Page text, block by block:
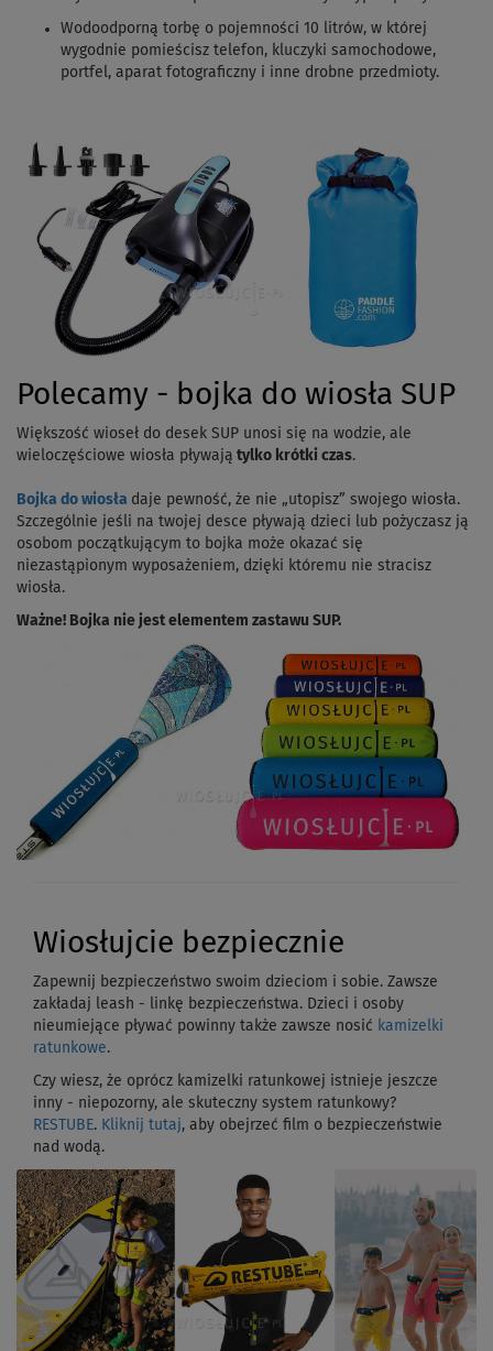
Wodoodporną torbę o pojemności 10 litrów, w której
wygodnie pomieścisz telefon, kluczyki samochodowe,
portfel, aparat fotograficzny i inne drobne przedmioty.
Polecamy - bojka do wiosła SUP
Większość wioseł do desek SUP unosi się na wodzie, ale
wieloczęściowe wiosła pływają tylko krótki czas.
Bojka do wiosła daje pewność, że nie „utopisz” swojego wiosła.
Szczególnie jeśli na twojej desce pływają dzieci lub pożyczasz ją
osobom początkującym to bojka może okazać się
niezastąpionym wyposażeniem, dzięki któremu nie stracisz
wiosła.
Ważne! Bojka nie jest elementem zastawu SUP.
Wiosłujcie bezpiecznie
Zapewnij bezpieczeństwo swoim dzieciom i sobie. Zawsze
zakładaj leash - linkę bezpieczeństwa. Dzieci i osoby
nieumiejące pływać powinny także zawsze nosić kamizelki
ratunkowe.
Czy wiesz, że oprócz kamizelki ratunkowej istnieje jeszcze
inny - niepozorny, ale skuteczny system ratunkowy?
RESTUBE. Kliknij tutaj, aby obejrzeć film o bezpieczeństwie
nad wodą.